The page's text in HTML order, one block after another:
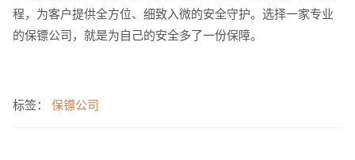
程，为客户提供全方位、细致入微的安全守护。选择一家专业
的保镖公司，就是为自己的安全多了一份保障。
标签： 保镖公司